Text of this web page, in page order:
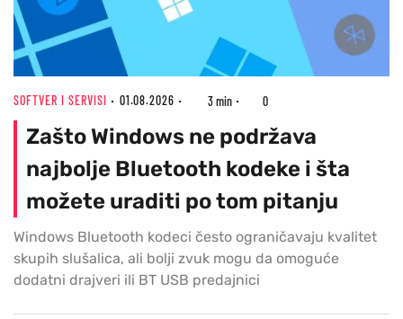
SOFTVER I SERVISI 01.08.2026 3 min 0
Zašto Windows ne podržava
najbolje Bluetooth kodeke i šta
možete uraditi po tom pitanju
Windows Bluetooth kodeci često ograničavaju kvalitet
skupih slušalica, ali bolji zvuk mogu da omoguće
dodatni drajveri ili BT USB predajnici